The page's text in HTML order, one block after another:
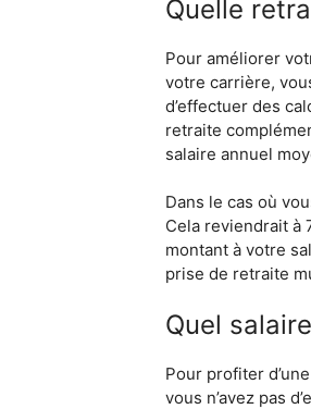
Quelle
Pour améliorer
votre carrière,
d’effectuer des
retraite
salaire annuel
Dans le cas où
Cela reviendrait à
montant à votre
prise de retraite
Quel
Pour profiter
vous n’avez pas